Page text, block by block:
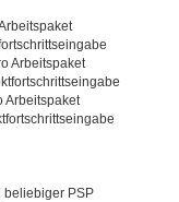
Arbeitspaket
Arbeitspaket
beliebiger PSP